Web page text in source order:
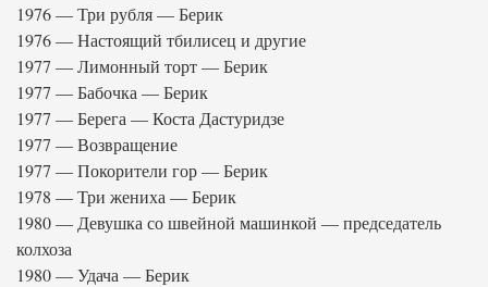
1976 — Три рубля — Берик
1976 — Настоящий тбилисец и другие
1977 — Лимонный торт — Берик
1977 — Бабочка — Берик
1977 — Берега — Коста Дастуридзе
1977 — Возвращение
1977 — Покорители гор — Берик
1978 — Три жениха — Берик
1980 — Девушка со швейной машинкой — председатель
колхоза
1980 — Удача — Берик